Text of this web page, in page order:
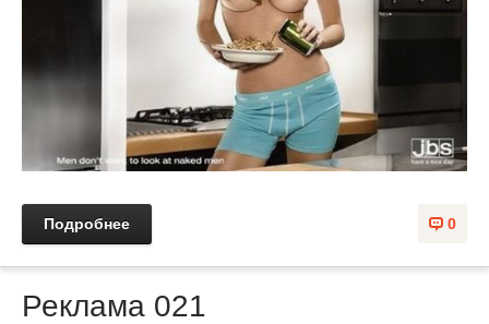
0
Подробнее
Реклама 021